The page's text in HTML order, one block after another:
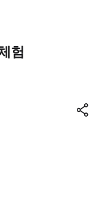
험